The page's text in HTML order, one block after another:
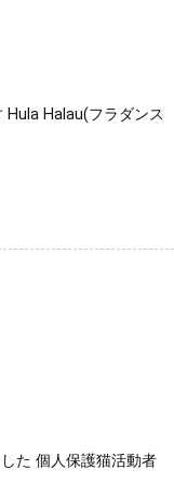
Hula Halau(フラダンス
た 個人保護猫活動者